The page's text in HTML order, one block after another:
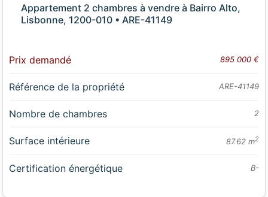
Appartement 2 chambres à vendre à Bairro Alto,
Lisbonne, 1200-010 • ARE-41149
Prix demandé 895 000 €
Référence de la propriété ARE-41149
Nombre de chambres 2
Surface intérieure 87.62 m2
Certification énergétique B-